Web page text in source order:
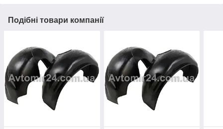
Подібні товари компанії